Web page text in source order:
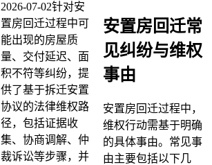
2026-07-02针对安
置房回迁过程中可
能出现的房屋质
量、交付延迟、面
积不符等纠纷，提
供了基于拆迁安置
协议的法律维权路
径，包括证据收
集、协商调解、仲
裁诉讼等步骤，并
安置房回迁常
见纠纷与维权
事由
安置房回迁过程中，
维权行动需基于明确
的具体事由。常见事
由主要包括以下几